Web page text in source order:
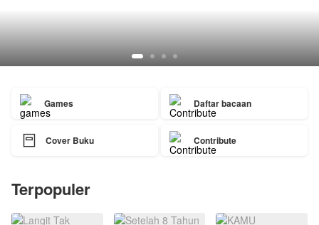
Games Daftar bacaan
 Cover Buku Contribute
Terpopuler